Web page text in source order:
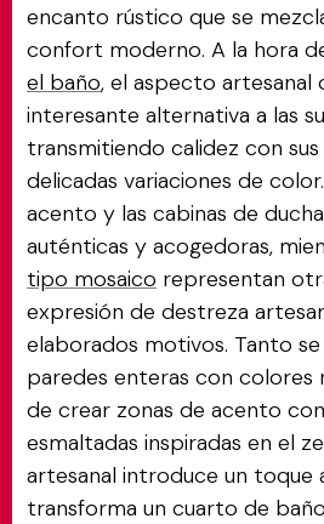
encanto rústico que se
confort moderno. A la hora
el baño, el aspecto artesanal
interesante alternativa a las
transmitiendo calidez con
delicadas variaciones de
acento y las cabinas de
auténticas y acogedoras,
tipo mosaico representan
expresión de destreza
elaborados motivos. Tanto
paredes enteras con colores
de crear zonas de acento
esmaltadas inspiradas en el
artesanal introduce un toque
transforma un cuarto de